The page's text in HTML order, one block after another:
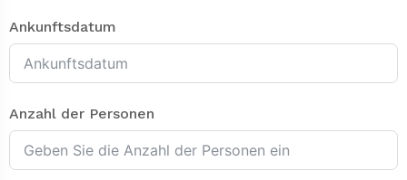
Ankunftsdatum
Anzahl der Personen